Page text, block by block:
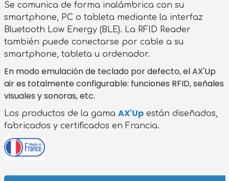
Se comunica de forma inalámbrica con su
smartphone, PC o tableta mediante la interfaz
Bluetooth Low Energy (BLE). La RFID Reader
también puede conectarse por cable a su
smartphone, tableta u ordenador.
En modo emulación de teclado por defecto, el AX'Up
air es totalmente configurable: funciones RFID, señales
visuales y sonoras, etc.
Los productos de la gama AX'Upestán diseñados,
fabricados y certificados en Francia.